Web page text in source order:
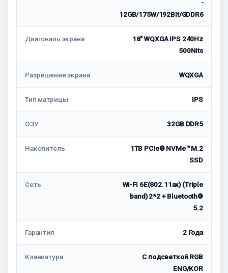
-
12GB/175W/192Bit/GDDR6
Диагональ экрана
18" WQXGA IPS 240Hz
500Nits
Разрешение экрана WQXGA
Тип матрицы IPS
ОЗУ 32GB DDR5
Накопитель
1TB PCIe® NVMe™ M.2
SSD
Сеть
Wi-Fi 6E(802.11ax) (Triple
band) 2*2 + Bluetooth®
5.2
Гарантия 2 Года
Клавиатура
С подсветкой RGB
ENG/KOR